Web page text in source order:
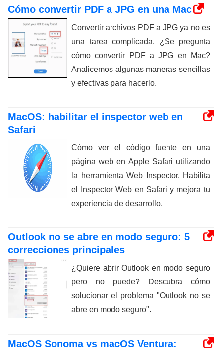
Cómo convertir PDF a JPG en una Mac
Convertir archivos PDF a JPG ya no es
una tarea complicada. ¿Se pregunta
cómo convertir PDF a JPG en Mac?
Analicemos algunas maneras sencillas
y efectivas para hacerlo.
MacOS: habilitar el inspector web en
Safari
Cómo ver el código fuente en una
página web en Apple Safari utilizando
la herramienta Web Inspector. Habilita
el Inspector Web en Safari y mejora tu
experiencia de desarrollo.
Outlook no se abre en modo seguro: 5
correcciones principales
¿Quiere abrir Outlook en modo seguro
pero no puede? Descubra cómo
solucionar el problema "Outlook no se
abre en modo seguro".
MacOS Sonoma vs macOS Ventura: